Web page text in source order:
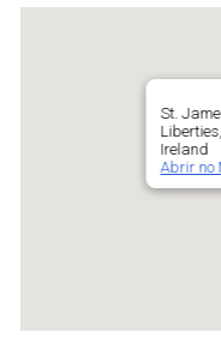
St.
Ireland
Abrir no